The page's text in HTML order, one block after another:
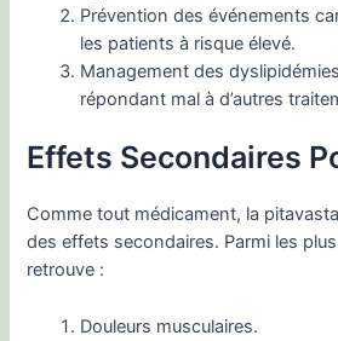
Prévention des événements
les patients à risque élevé.
Management des
répondant mal à d’autres
Effets Secondaires
Comme tout médicament, la
des effets secondaires. Parmi les
retrouve :
Douleurs musculaires.